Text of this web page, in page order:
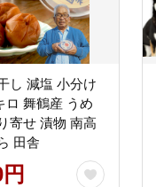
し 減塩 小分け
ロ 舞鶴産 うめ
寄せ 漬物 南高
田舎